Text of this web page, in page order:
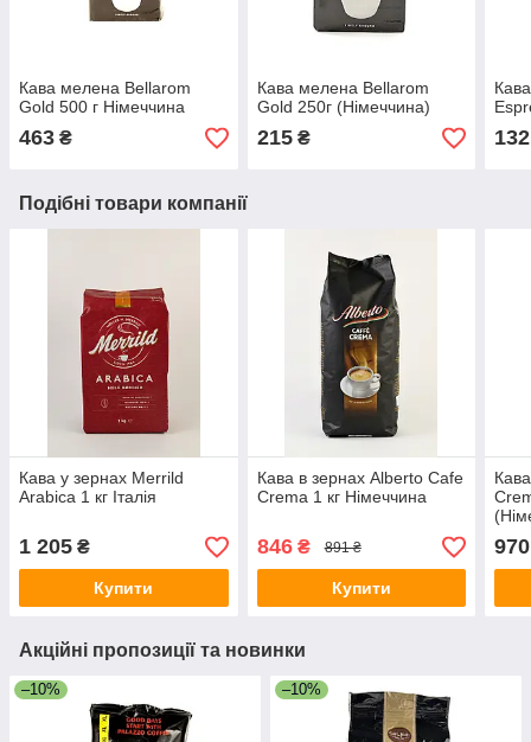
Кава мелена Bellarom
Gold 500 г Німеччина
463 ₴
Кава мелена Bellarom
Gold 250г (Німеччина)
215₴
Подібні товари компанії
Кава у зернах Merrild
Arabica 1 кг Італія
1 205 ₴
Купити
Кава в зернах Alberto Cafe
Crema 1 кг Німеччина
846₴ 891 ₴
Купити
970
Акційні пропозиції та новинки
–10% –10%